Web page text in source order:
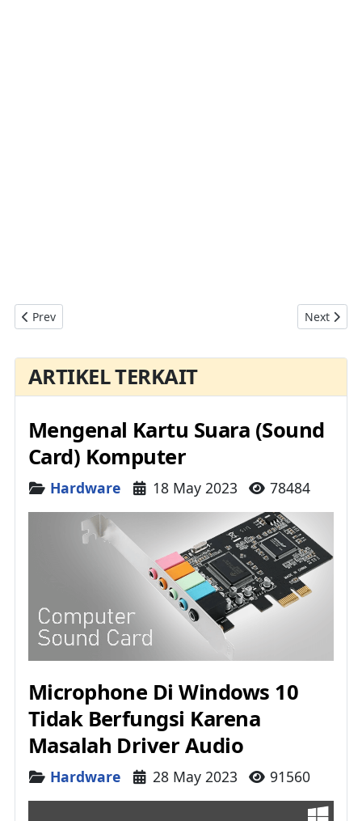
Previous article: Mengenal Memori Komputer Dan
Prev Next
Next
ARTIKEL TERKAIT
Mengenal Kartu Suara (Sound
Card) Komputer
Details
Hardware 18 May 2023 78484
Microphone Di Windows 10
Tidak Berfungsi Karena
Masalah Driver Audio
Details
Hardware 28 May 2023 91560